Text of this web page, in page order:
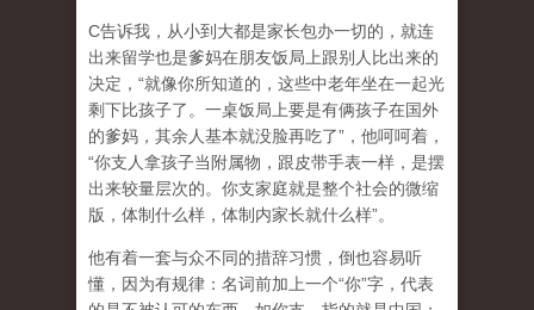
C告诉我，从小到大都是家长包办一切的，就连
出来留学也是爹妈在朋友饭局上跟别人比出来的
决定，“就像你所知道的，这些中老年坐在一起光
剩下比孩子了。一桌饭局上要是有俩孩子在国外
的爹妈，其余人基本就没脸再吃了”，他呵呵着，
“你支人拿孩子当附属物，跟皮带手表一样，是摆
出来较量层次的。你支家庭就是整个社会的微缩
版，体制什么样，体制内家长就什么样”。
他有着一套与众不同的措辞习惯，倒也容易听
懂，因为有规律：名词前加上一个“你”字，代表